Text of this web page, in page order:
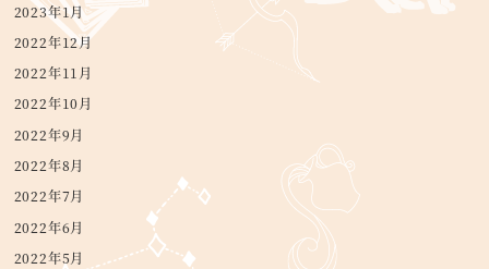
2023年1月
2022年12月
2022年11月
2022年10月
2022年9月
2022年8月
2022年7月
2022年6月
2022年5月